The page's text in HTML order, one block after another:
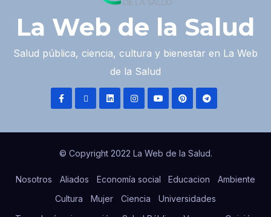
La Web de la Salud
Salud pública, ciencia, cultura y bienestar en La Web
de la Salud
© Copyright 2022 La Web de la Salud.
Nosotros Aliados Economía social Educacion
Ambiente
Cultura
Mujer Ciencia
Universidades